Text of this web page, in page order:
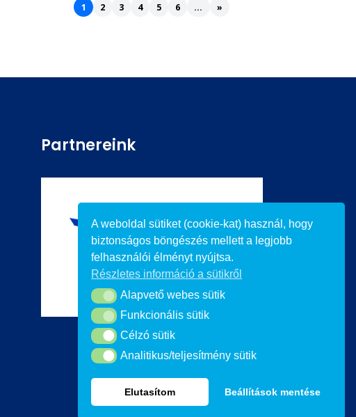
1 2 3 4 5 6 ... »
Partnereink
A weboldal sütiket (cookie-kat) használ, hogy
biztonságos böngészés mellett a legjobb
felhasználói élményt nyújtsa.
Részletes információ a sütikről
Alapvető webes sütik
Alapvető webes sütik
Funkcionális sütik
Funkcionális sütik
Célzó sütikCélzó sütik
Analitikus/teljesítmény sütik
Analitikus/teljesítmény sütik
Elutasítom Beállítások mentése